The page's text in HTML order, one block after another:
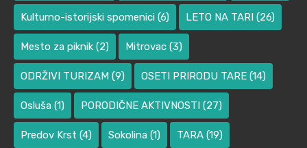
Kulturno-istorijski spomenici (6) LETO NA TARI (26)
Mesto za piknik (2) Mitrovac (3)
ODRŽIVI TURIZAM (9) OSETI PRIRODU TARE (14)
Osluša (1) PORODIČNE AKTIVNOSTI (27)
Predov Krst (4) Sokolina (1) TARA (19)